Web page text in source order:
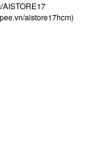
AISTORE17
aistore17hcm)